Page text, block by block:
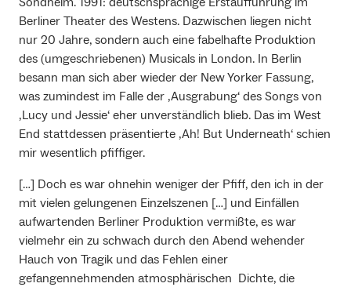
Berliner Theater des Westens. Dazwischen liegen nicht
nur 20 Jahre, sondern auch eine fabelhafte Produktion
des (umgeschriebenen) Musicals in London. In Berlin
besann man sich aber wieder der New Yorker Fassung,
was zumindest im Falle der ‚Ausgrabung‘ des Songs von
‚Lucy und Jessie‘ eher unverständlich blieb. Das im West
End stattdessen präsentierte ‚Ah! But Underneath‘ schien
mir wesentlich pfiffiger.
[…] Doch es war ohnehin weniger der Pfiff, den ich in der
mit vielen gelungenen Einzelszenen […] und Einfällen
aufwartenden Berliner Produktion vermißte, es war
vielmehr ein zu schwach durch den Abend wehender
Hauch von Tragik und das Fehlen einer
gefangennehmenden atmosphärischen Dichte, die